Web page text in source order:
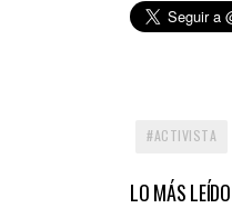
ACTIVISTA
LO MÁS LEÍDO